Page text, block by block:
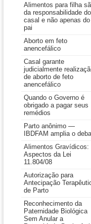
Alimentos para filha
da responsabilidade do
casal e não apenas do
pai
Aborto em feto
anencefálico
Casal garante
judicialmente
de aborto de feto
anencefálico
Quando o Governo é
obrigado a pagar seus
remédios
Parto anônimo —
IBDFAM amplia o
Alimentos Gravídicos:
Aspectos da Lei
11.804/08
Autorização para
Antecipação
de Parto
Reconhecimento da
Paternidade Biológica
Sem Anular a